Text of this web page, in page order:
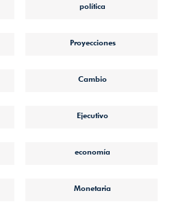
política
Proyecciones
Cambio
Ejecutivo
economía
Monetaria